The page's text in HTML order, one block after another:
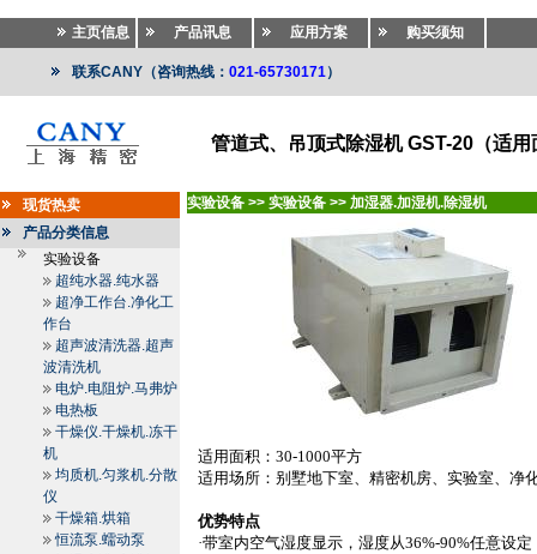
主页信息 产品讯息 应用方案 购买须知
联系CANY（咨询热线： 021-65730171）
管道式、吊顶式除湿机 GST-20（适
现货热卖
产品分类信息
实验设备
超纯水器.纯水器
超净工作台.净化工
作台
超声波清洗器.超声
波清洗机
电炉.电阻炉.马弗炉
电热板
干燥仪.干燥机.冻干
机
均质机.匀浆机.分散
仪
干燥箱.烘箱
恒流泵.蠕动泵
实验设备 >> 实验设备 >> 加湿器.加湿机.除湿机
适用面积：30-1000平方
适用场所：别墅地下室、精密机房、实验室、净
优势特点
·带室内空气湿度显示，湿度从36%-90%任意设定